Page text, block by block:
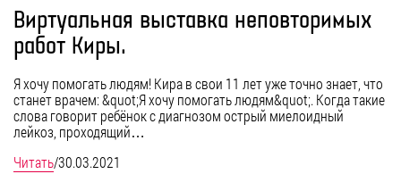
Виртуальная выставка неповторимых
работ Киры.
Я хочу помогать людям! Кира в свои 11 лет уже точно знает, что
станет врачем: &quot;Я хочу помогать людям&quot;. Когда такие
слова говорит ребёнок с диагнозом острый миелоидный
лейкоз, проходящий…
Читать/30.03.2021